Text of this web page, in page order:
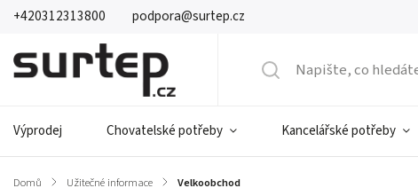
+420312313800 podpora@surtep.cz
Výprodej Chovatelské potřeby Kancelářské potřeby
Domů / Užitečné informace / Velkoobchod